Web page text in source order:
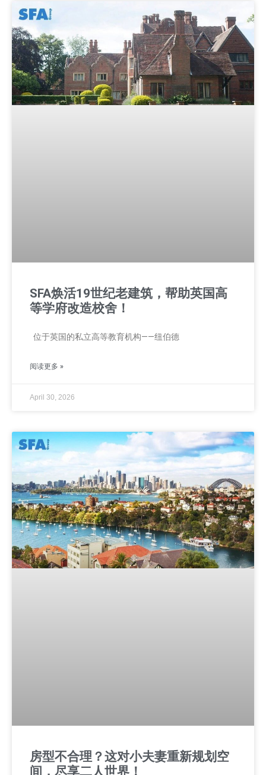
SFA焕活19世纪老建筑，帮助英国高
等学府改造校舍！
位于英国的私立高等教育机构——纽伯德
阅读更多 »
April 30, 2026
房型不合理？这对小夫妻重新规划空
间，尽享二人世界！